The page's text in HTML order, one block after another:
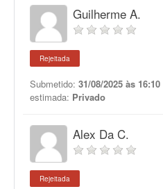
Guilherme A.
Rejeitada
Submetido: 31/08/2025 às 16:10
estimada: Privado
Alex Da C.
Rejeitada